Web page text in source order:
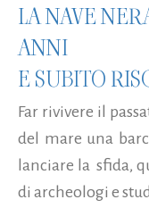
LA NAVE
ANNI
E SUBITO
Far rivivere il
del mare una
lanciare la sfida,
di archeologi e